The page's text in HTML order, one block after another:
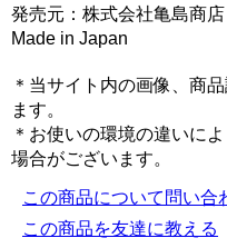
発売元：株式会社亀島商店
Made in Japan
＊当サイト内の画像、商
ます。
＊お使いの環境の違いに
場合がございます。
この商品について問い合
この商品を友達に教える